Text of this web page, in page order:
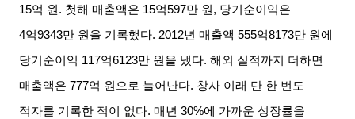
15억 원. 첫해 매출액은 15억597만 원, 당기순이익은
4억9343만 원을 기록했다. 2012년 매출액 555억8173만 원에
당기순이익 117억6123만 원을 냈다.해외 실적까지 더하면
매출액은 777억 원으로 늘어난다. 창사 이래 단 한 번도
적자를 기록한 적이 없다.매년 30%에 가까운 성장률을